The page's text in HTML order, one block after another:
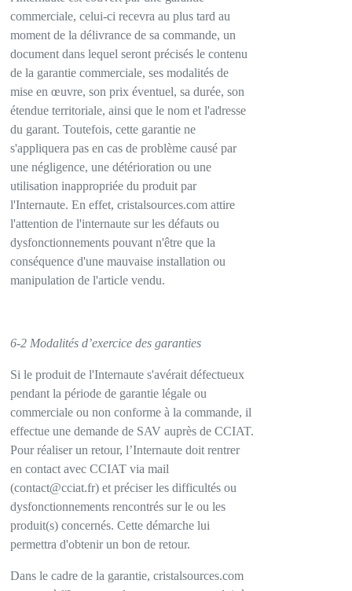
commerciale, celui-ci recevra au plus tard au
moment de la délivrance de sa commande, un
document dans lequel seront précisés le contenu
de la garantie commerciale, ses modalités de
mise en œuvre, son prix éventuel, sa durée, son
étendue territoriale, ainsi que le nom et l'adresse
du garant. Toutefois, cette garantie ne
s'appliquera pas en cas de problème causé par
une négligence, une détérioration ou une
utilisation inappropriée du produit par
l'Internaute. En effet, cristalsources.com attire
l'attention de l'internaute sur les défauts ou
dysfonctionnements pouvant n'être que la
conséquence d'une mauvaise installation ou
manipulation de l'article vendu.
6-2 Modalités d’exercice des garanties
Si le produit de l'Internaute s'avérait défectueux
pendant la période de garantie légale ou
commerciale ou non conforme à la commande, il
effectue une demande de SAV auprès de CCIAT.
Pour réaliser un retour, l’Internaute doit rentrer
en contact avec CCIAT via mail
(contact@cciat.fr) et préciser les difficultés ou
dysfonctionnements rencontrés sur le ou les
produit(s) concernés. Cette démarche lui
permettra d'obtenir un bon de retour.
Dans le cadre de la garantie, cristalsources.com